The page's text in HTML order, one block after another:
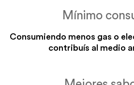
Horno
verduras
Mínimo
Consumiendo menos gas o
contribuís al medio